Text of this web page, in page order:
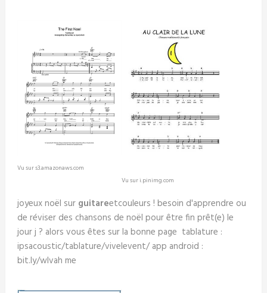
Vu sur s3.amazonaws.com
Vu sur i.pinimg.com
joyeux noël sur guitareetcouleurs ! besoin d'apprendre ou
de réviser des chansons de noël pour être fin prêt(e) le
jour j ? alors vous êtes sur la bonne page tablature :
ipsacoustic/tablature/vivelevent/ app android :
bit.ly/wlvah me